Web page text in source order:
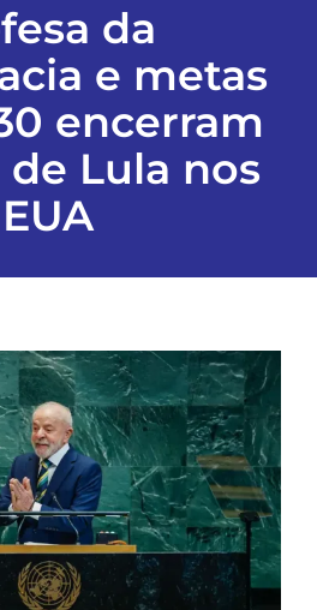
da
e metas
encerram
Lula nos
EUA